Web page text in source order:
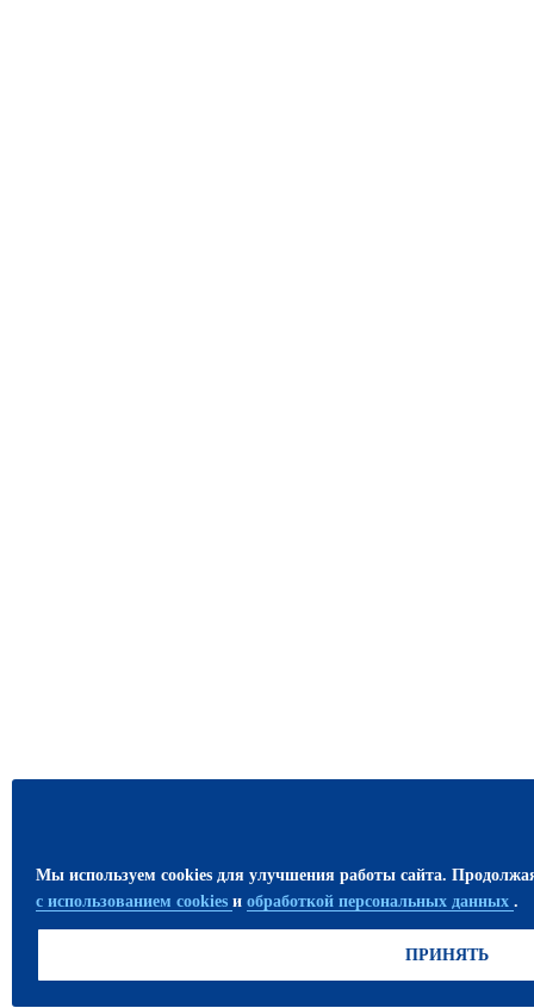
Мы используем cookies для улучшения работы сайта.
с использованием cookies и обработкой персональных данных .
ПРИНЯТЬ